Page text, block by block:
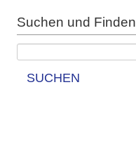
Suchen und Finden
SUCHEN